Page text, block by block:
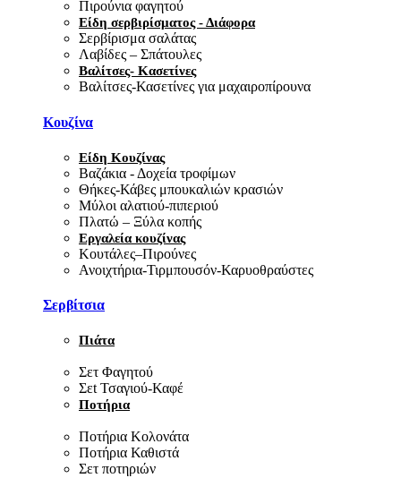
Πιρούνια φαγητού
Είδη σερβιρίσματος - Διάφορα
Σερβίρισμα σαλάτας
Λαβίδες – Σπάτουλες
Βαλίτσες- Κασετίνες
Βαλίτσες-Κασετίνες για μαχαιροπίρουνα
Κουζίνα
Είδη Κουζίνας
Βαζάκια - Δοχεία τροφίμων
Θήκες-Κάβες μπουκαλιών κρασιών
Μύλοι αλατιού-πιπεριού
Πλατώ – Ξύλα κοπής
Εργαλεία κουζίνας
Κουτάλες–Πιρούνες
Ανοιχτήρια-Τιρμπουσόν-Καρυοθραύστες
Σερβίτσια
Πιάτα
Σετ Φαγητού
Σεt Τσαγιού-Καφέ
Ποτήρια
Ποτήρια Κολονάτα
Ποτήρια Καθιστά
Σετ ποτηριών